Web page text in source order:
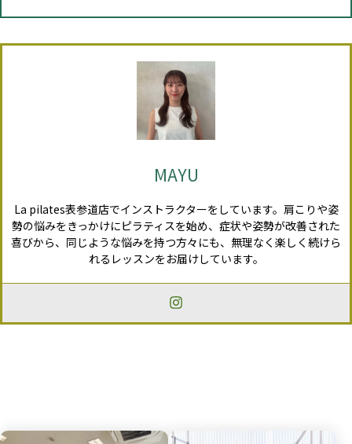
MAYU
La pilates表参道店でインストラクターをしています。肩こりや姿
勢の悩みをきっかけにピラティスを始め、症状や姿勢が改善された
喜びから、同じような悩みを持つ方々にも、無理なく楽しく続けら
れるレッスンをお届けしています。